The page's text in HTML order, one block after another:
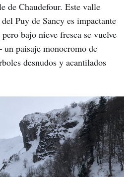
de Chaudefour. Este valle
Puy de Sancy es impactante
bajo nieve fresca se vuelve
paisaje monocromo de
desnudos y acantilados